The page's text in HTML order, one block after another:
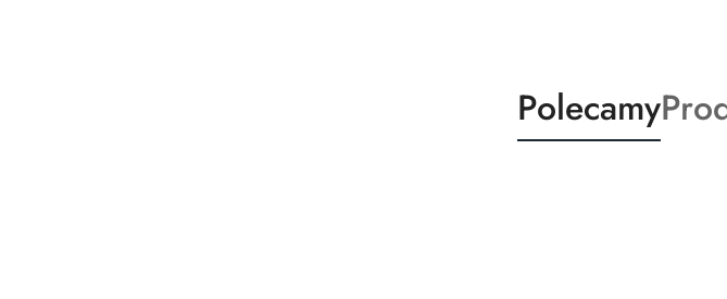
Produkty
o
Polecamy
o